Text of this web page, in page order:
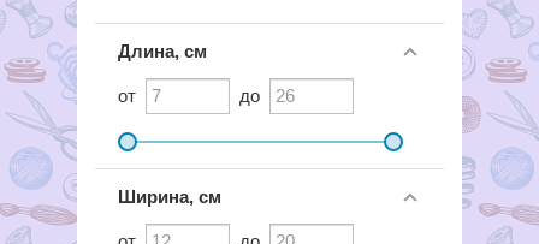
Длина, см
от до
Ширина, см